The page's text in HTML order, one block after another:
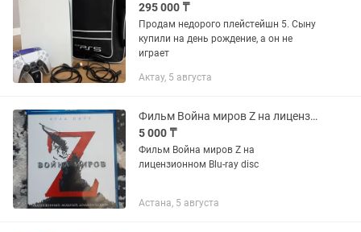
295 000 ₸
Продам недорого плейстейшн 5. Сыну
купили на день рождение, а он не
играет
Актау, 5 августа
Фильм Война миров Z на лицензионном Blu-ray disc
5 000 ₸
Фильм Война миров Z на
лицензионном Blu-ray disc
Астана, 5 августа